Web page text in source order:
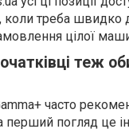
коли треба швидко
цілої
теж
часто
перший погляд це